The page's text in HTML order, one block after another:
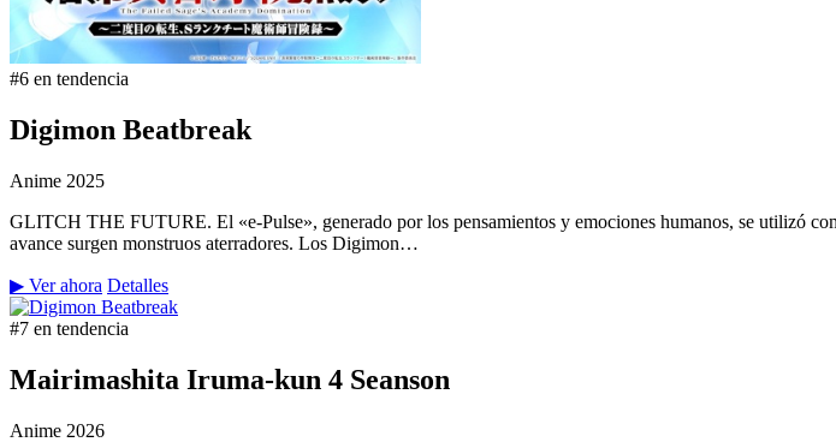
#6 en tendencia
Digimon Beatbreak
Anime 2025
GLITCH THE FUTURE. El «e-Pulse», generado por los pensamientos y emociones humanos, se utilizó
avance surgen monstruos aterradores. Los Digimon…
▶ Ver ahora Detalles
#7 en tendencia
Mairimashita Iruma-kun 4 Seanson
Anime 2026